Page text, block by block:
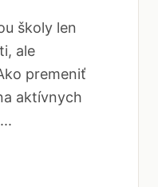
školy len
ale
premeniť
aktívnych